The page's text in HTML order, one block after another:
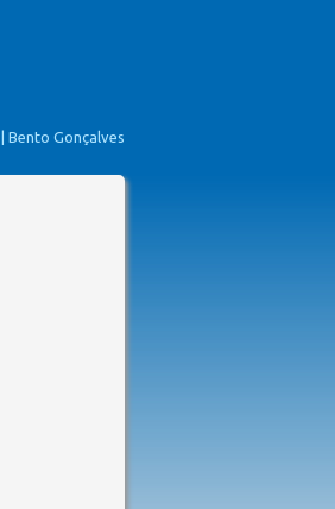
Bento Gonçalves